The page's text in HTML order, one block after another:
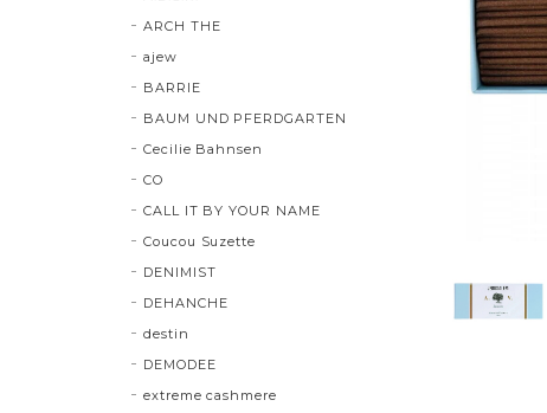
ARCH THE
ajew
BARRIE
BAUM UND PFERDGARTEN
Cecilie Bahnsen
CO
CALL IT BY YOUR NAME
Coucou Suzette
DENIMIST
DEHANCHE
destin
DEMODEE
extreme cashmere